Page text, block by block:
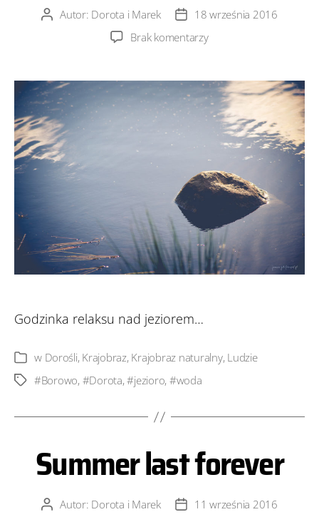
AutorAutor: Dorota i Marek
Data18 września 2016
Brak komentarzydo
Godzinka relaksu nad jeziorem…
Kategorie
w Dorośli, Krajobraz, Krajobraz naturalny, Ludzie
Tagi #Borowo, #Dorota,#jezioro, #woda
Summer last forever
AutorAutor: Dorota i Marek
Data11 września 2016